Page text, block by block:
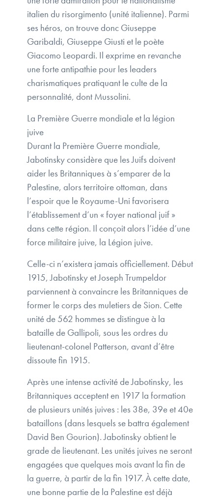
italien du risorgimento (unité italienne). Parmi
ses héros, on trouve donc Giuseppe
Garibaldi, Giuseppe Giusti et le poète
Giacomo Leopardi. Il exprime en revanche
une forte antipathie pour les leaders
charismatiques pratiquant le culte de la
personnalité, dont Mussolini.
La Première Guerre mondiale et la légion
juive
Durant la Première Guerre mondiale,
Jabotinsky considère que les Juifs doivent
aider les Britanniques à s’emparer de la
Palestine, alors territoire ottoman, dans
l’espoir que le Royaume-Uni favorisera
l’établissement d’un « foyer national juif »
dans cette région. Il conçoit alors l’idée d’une
force militaire juive, la Légion juive.
Celle-ci n’existera jamais officiellement. Début
1915, Jabotinsky et Joseph Trumpeldor
parviennent à convaincre les Britanniques de
former le corps des muletiers de Sion. Cette
unité de 562 hommes se distingue à la
bataille de Gallipoli, sous les ordres du
lieutenant-colonel Patterson, avant d’être
dissoute fin 1915.
Après une intense activité de Jabotinsky, les
Britanniques acceptent en 1917 la formation
de plusieurs unités juives : les 38e, 39e et 40e
bataillons (dans lesquels se battra également
David Ben Gourion). Jabotinsky obtient le
grade de lieutenant. Les unités juives ne seront
engagées que quelques mois avant la fin de
la guerre, à partir de la fin 1917. À cette date,
une bonne partie de la Palestine est déjà